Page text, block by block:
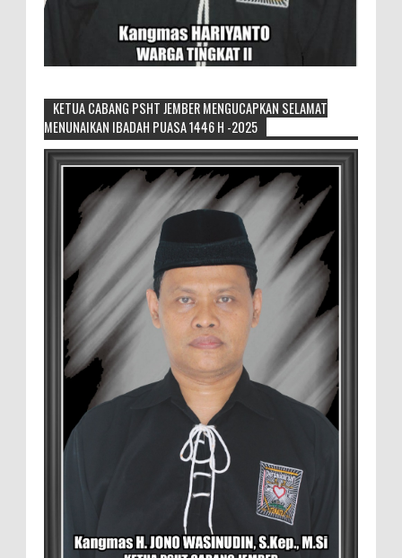
Sikapi Overproduksi Panen Selada, Petani
Muda Hidroponik Ikuti Pelatihan
Manajemen Budidaya dan Tata Kelola
Pasar
Setelah Pelatihan Diwilayah Ambulu Foto Bersama
MEMOPOS.co.id, Jember - Trend pertanian urban saat ini
menjadi pilihan generasi muda untuk ...
Sambut penilaian Akreditasi
RSD.dr.Soebandi Bagikan Sembako Kepada
Warga Sekitar
Suasana ceriah terlihat di raut keluarga
besar RSD.dr.Soebandi Jember saat melakukan kegiatan
rutin senam pagi, setelah senam dilanjutkan pe...
Pemilik Lahan Safi'i Dilaporkan Pencurian
dan Pengrusakan
Didampingi Kuasa Hukum Safi'i Datangi
Polres Jember MEMOPOS.vo.id, Jember -
Safi'i (76) warga Kreyongan, Kelurahan Patrang,
KETUA CABANG PSHT JEMBER MENGUCAPKAN SELAMAT
MENUNAIKAN IBADAH PUASA 1446 H -2025